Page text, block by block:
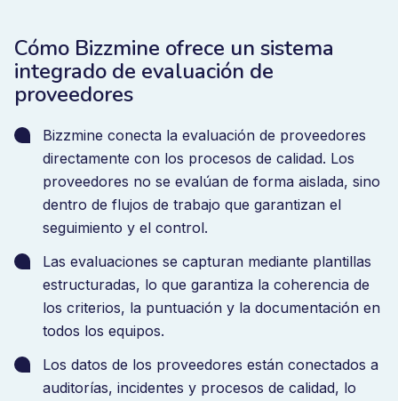
Cómo Bizzmine ofrece un sistema
integrado de evaluación de
proveedores
Bizzmine conecta la evaluación de proveedores
directamente con los procesos de calidad. Los
proveedores no se evalúan de forma aislada, sino
dentro de flujos de trabajo que garantizan el
seguimiento y el control.
Las evaluaciones se capturan mediante plantillas
estructuradas, lo que garantiza la coherencia de
los criterios, la puntuación y la documentación en
todos los equipos.
Los datos de los proveedores están conectados a
auditorías, incidentes y procesos de calidad, lo